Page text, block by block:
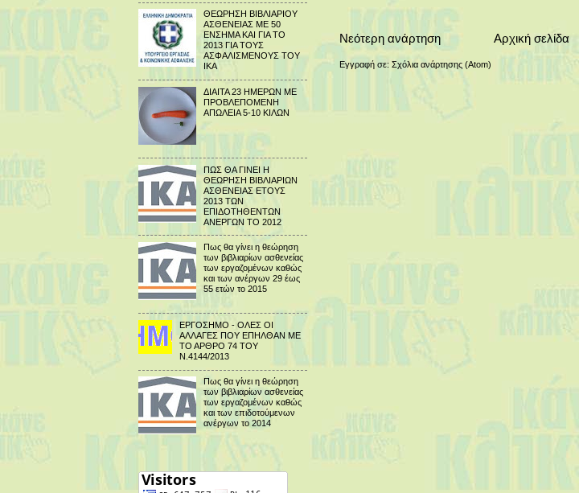
Νεότερη ανάρτηση Αρχική σελίδα
Εγγραφή σε: Σχόλια ανάρτησης (Atom)
ΘΕΩΡΗΣΗ ΒΙΒΛΙΑΡΙΟΥ
ΑΣΘΕΝΕΙΑΣ ΜΕ 50
ΕΝΣΗΜΑ ΚΑΙ ΓΙΑ ΤΟ
2013 ΓΙΑ ΤΟΥΣ
ΑΣΦΑΛΙΣΜΕΝΟΥΣ ΤΟΥ
ΙΚΑ
ΔΙΑΙΤΑ 23 ΗΜΕΡΩΝ ΜΕ
ΠΡΟΒΛΕΠΟΜΕΝΗ
ΑΠΩΛΕΙΑ 5-10 ΚΙΛΩΝ
ΠΩΣ ΘΑ ΓΙΝΕΙ Η
ΘΕΩΡΗΣΗ ΒΙΒΛΙΑΡΙΩΝ
ΑΣΘΕΝΕΙΑΣ ΕΤΟΥΣ
2013 ΤΩΝ
ΕΠΙΔΟΤΗΘΕΝΤΩΝ
ΑΝΕΡΓΩΝ ΤΟ 2012
Πως θα γίνει η θεώρηση
των βιβλιαρίων ασθενείας
των εργαζομένων καθώς
και των ανέργων 29 έως
55 ετών το 2015
ΕΡΓΟΣΗΜΟ - ΟΛΕΣ ΟΙ
ΑΛΛΑΓΕΣ ΠΟΥ ΕΠΗΛΘΑΝ ΜΕ
ΤΟ ΑΡΘΡΟ 74 ΤΟΥ
Ν.4144/2013
Πως θα γίνει η θεώρηση
των βιβλιαρίων ασθενείας
των εργαζομένων καθώς
και των επιδοτούμενων
ανέργων το 2014